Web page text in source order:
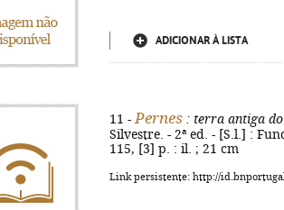
ADICIONAR À LISTA
11 - Pernes : terra antiga
Silvestre. - 2ª ed. - [S.l.] :
115, [3] p. : il. ; 21 cm
Link persistente: http://